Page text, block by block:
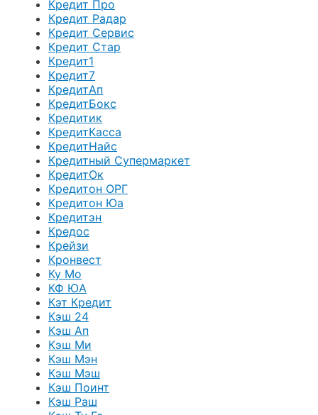
Кредит Про
Кредит Радар
Кредит Сервис
Кредит Стар
Кредит1
Кредит7
КредитАп
КредитБокс
Кредитик
КредитКасса
КредитНайс
Кредитный Супермаркет
КредитОк
Кредитон ОРГ
Кредитон Юа
Кредитэн
Кредос
Крейзи
Кронвест
Ку Мо
КФ ЮА
Кэт Кредит
Кэш 24
Кэш Ап
Кэш Ми
Кэш Мэн
Кэш Мэш
Кэш Поинт
Кэш Раш